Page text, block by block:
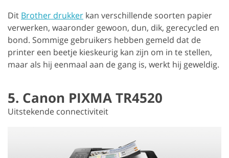
Dit Brother drukker kan verschillende soorten papier
verwerken, waaronder gewoon, dun, dik, gerecycled en
bond. Sommige gebruikers hebben gemeld dat de
printer een beetje kieskeurig kan zijn om in te stellen,
maar als hij eenmaal aan de gang is, werkt hij geweldig.
5. Canon PIXMA TR4520
Uitstekende connectiviteit